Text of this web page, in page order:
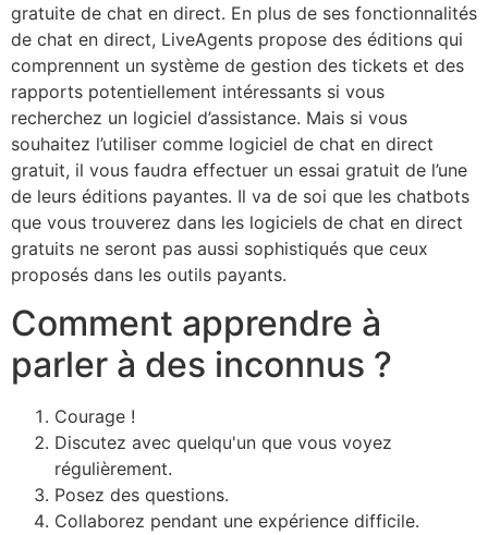
gratuite de chat en direct. En plus de ses fonctionnalités
de chat en direct, LiveAgents propose des éditions qui
comprennent un système de gestion des tickets et des
rapports potentiellement intéressants si vous
recherchez un logiciel d’assistance. Mais si vous
souhaitez l’utiliser comme logiciel de chat en direct
gratuit, il vous faudra effectuer un essai gratuit de l’une
de leurs éditions payantes. Il va de soi que les chatbots
que vous trouverez dans les logiciels de chat en direct
gratuits ne seront pas aussi sophistiqués que ceux
proposés dans les outils payants.
Comment apprendre à
parler à des inconnus ?
Courage !
Discutez avec quelqu'un que vous voyez
régulièrement.
Posez des questions.
Collaborez pendant une expérience difficile.